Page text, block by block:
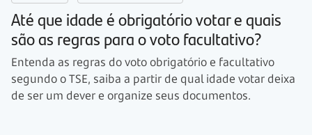
Até que idade é obrigatório votar e quais
são as regras para o voto facultativo?
Entenda as regras do voto obrigatório e facultativo
segundo o TSE, saiba a partir de qual idade votar deixa
de ser um dever e organize seus documentos.